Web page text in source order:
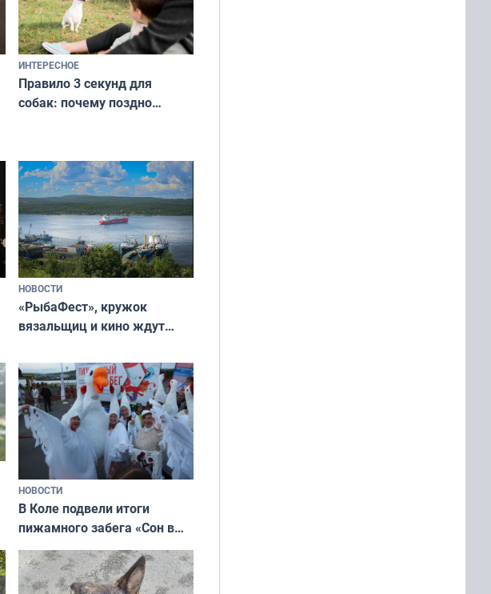
ИНТЕРЕСНОЕ
Правило 3 секунд для
собак: почему поздно
питомцу всё сразу и без
криков
НОВОСТИ
«РыбаФест», кружок
вязальщиц и кино ждут
НОВОСТИ
В Коле подвели итоги
пижамного забега «Сон в
Олимпийскую ночь»